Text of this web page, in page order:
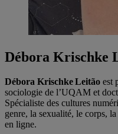
Débora Krischke
Débora Krischke Leitão est
sociologie de l’UQAM et
Spécialiste des cultures
genre, la sexualité, le corps,
en ligne.